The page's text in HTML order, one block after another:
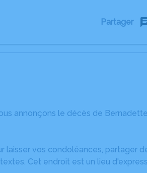
Partager
annonçons le décès de
laisser vos condoléances, partager
Cet endroit est un lieu